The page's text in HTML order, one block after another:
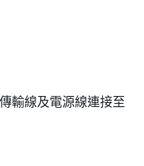
輸線及電源線連接至